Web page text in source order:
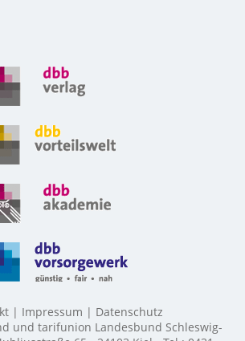
Impressum
Datenschutz
und tarifunion Landesbund Schleswig-